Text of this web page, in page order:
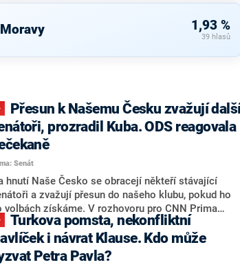
1,93 %
39 hlasů
prozradil Kuba. ODS reagovala
Senát
hnutí Naše Česko se obracejí někteří stávající
a zvažují přesun do našeho klubu, pokud ho
volbách získáme. V rozhovoru pro CNN Prima
to řekl zakladatel hnutí a jihočeský hejtman
Kuba. Konkrétní nebyl, ale získat by takto mohl
senátora Zdeňka Hrabu, který je dnes
klubu ODS a TOP 09. Hraba to na dotaz
i návrat Klause. Kdo může
Petra Pavla?